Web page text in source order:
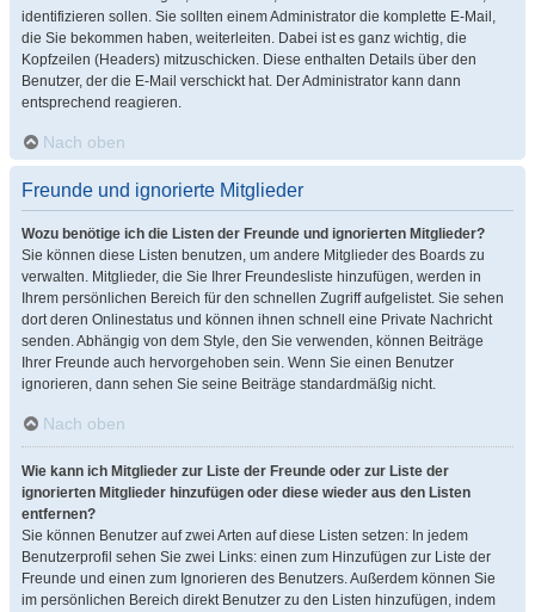
identifizieren sollen. Sie sollten einem Administrator die komplette E-Mail,
die Sie bekommen haben, weiterleiten. Dabei ist es ganz wichtig, die
Kopfzeilen (Headers) mitzuschicken. Diese enthalten Details über den
Benutzer, der die E-Mail verschickt hat. Der Administrator kann dann
entsprechend reagieren.
Nach oben
Freunde und ignorierte Mitglieder
Wozu benötige ich die Listen der Freunde und ignorierten Mitglieder?
Sie können diese Listen benutzen, um andere Mitglieder des Boards zu
verwalten. Mitglieder, die Sie Ihrer Freundesliste hinzufügen, werden in
Ihrem persönlichen Bereich für den schnellen Zugriff aufgelistet. Sie sehen
dort deren Onlinestatus und können ihnen schnell eine Private Nachricht
senden. Abhängig von dem Style, den Sie verwenden, können Beiträge
Ihrer Freunde auch hervorgehoben sein. Wenn Sie einen Benutzer
ignorieren, dann sehen Sie seine Beiträge standardmäßig nicht.
Nach oben
Wie kann ich Mitglieder zur Liste der Freunde oder zur Liste der
ignorierten Mitglieder hinzufügen oder diese wieder aus den Listen
entfernen?
Sie können Benutzer auf zwei Arten auf diese Listen setzen: In jedem
Benutzerprofil sehen Sie zwei Links: einen zum Hinzufügen zur Liste der
Freunde und einen zum Ignorieren des Benutzers. Außerdem können Sie
im persönlichen Bereich direkt Benutzer zu den Listen hinzufügen, indem